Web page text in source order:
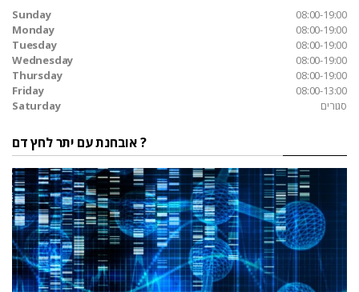
Sunday
08:00-19:00
Monday
08:00-19:00
Tuesday
08:00-19:00
Wednesday
08:00-19:00
Thursday
08:00-19:00
Friday
08:00-13:00
Saturday
סגורים
אובחנת עם יתר לחץ דם ?